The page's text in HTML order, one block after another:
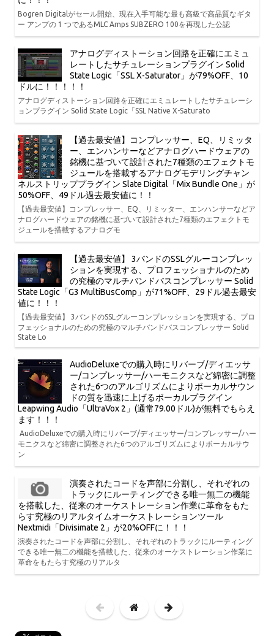
Bogren Digitalがセール開始、現在入手可能な最も高級で高品質なギタ
ー アンプの 1 つであるMLC Amps SUBZERO 100を再現した公認
アナログディストーション回路を正確にエミュ
レートしたサチュレーションプラグイン Solid
State Logic「SSL X-Saturator」が79%OFF、10
ドルに！！！！！
アナログディストーション回路を正確にエミュレートしたサチュレーシ
ョンプラグイン Solid State Logic「SSL Native X-Saturato
【過去最安値】コンプレッサー、EQ、リミッタ
ー、エンハンサーなどアナログハードウェアの
銘機に基づいて設計された7種類のエフェクトモ
ジュールを搭載するアナログモデリングチャン
ネルストリッププラグイン Slate Digital「Mix Bundle One」が
50%OFF、49ドル過去最安値に！！
【過去最安値】コンプレッサー、EQ、リミッター、エンハンサーなどア
ナログハードウェアの銘機に基づいて設計された7種類のエフェクトモ
ジュールを搭載するアナログモ
【過去最安値】 3バンドのSSLグルーコンプレッ
ションを実現する、プロフェッショナルのため
の究極のマルチバンドバスコンプレッサー Solid
State Logic「G3 MultiBusComp」が71%OFF、29ドル過去最安
値に！！！
【過去最安値】 3バンドのSSLグルーコンプレッションを実現する、プロ
フェッショナルのための究極のマルチバンドバスコンプレッサー Solid
State Lo
AudioDeluxeでの購入時にリバーブ/ディエッサ
ー/コンプレッサー/ハーモニクスなど綿密に調整
された6つのアルゴリズムによりボーカルサウン
ドの質を迅速に上げるボーカルプラグイン
Leapwing Audio「UltraVox 2」(通常79.00ドル)が無料でもらえ
ます！！！
AudioDeluxeでの購入時にリバーブ/ディエッサー/コンプレッサー/ハー
モニクスなど綿密に調整された6つのアルゴリズムによりボーカルサウ
ン
演奏されたコードを声部に分割し、それぞれの
トラックにルーティングできる唯一無二の機能
を搭載した、従来のオーケストレーション作業に革命をもた
らす究極のリアルタイムオーケストレーションツール
Nextmidi「Divisimate 2」が20%OFFに！！！
演奏されたコードを声部に分割し、それぞれのトラックにルーティング
できる唯一無二の機能を搭載した、従来のオーケストレーション作業に
革命をもたらす究極のリアルタ